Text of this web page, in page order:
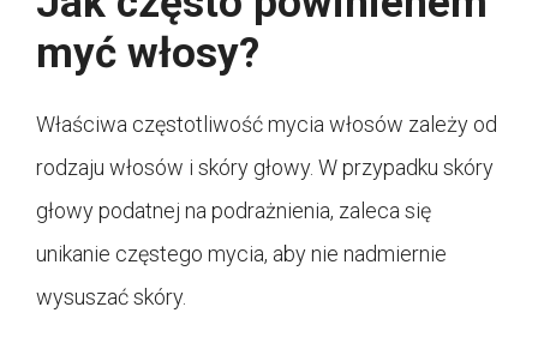
myć włosy?
Właściwa częstotliwość mycia włosów zależy od
rodzaju włosów i skóry głowy. W przypadku skóry
głowy podatnej na podrażnienia, zaleca się
unikanie częstego mycia, aby nie nadmiernie
wysuszać skóry.